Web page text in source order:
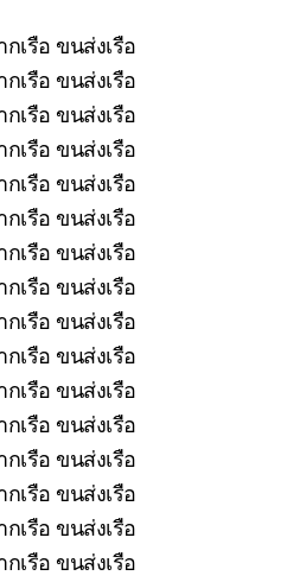
เรือ ขนส่งเรือ
เรือ ขนส่งเรือ
เรือ ขนส่งเรือ
เรือ ขนส่งเรือ
เรือ ขนส่งเรือ
เรือ ขนส่งเรือ
เรือ ขนส่งเรือ
เรือ ขนส่งเรือ
เรือ ขนส่งเรือ
เรือ ขนส่งเรือ
เรือ ขนส่งเรือ
เรือ ขนส่งเรือ
เรือ ขนส่งเรือ
เรือ ขนส่งเรือ
เรือ ขนส่งเรือ
เรือ ขนส่งเรือ